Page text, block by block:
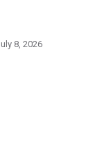
8, 2026